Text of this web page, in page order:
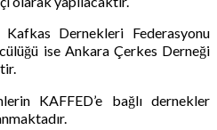
Dernekleri Federasyonu
ise Ankara Çerkes Derneği
KAFFED’e bağlı dernekler